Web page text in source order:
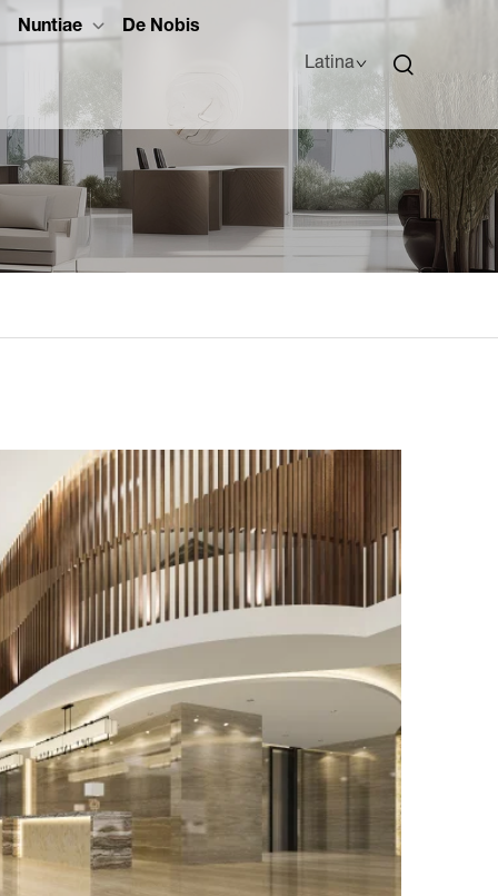
Nuntiae De Nobis
Latina